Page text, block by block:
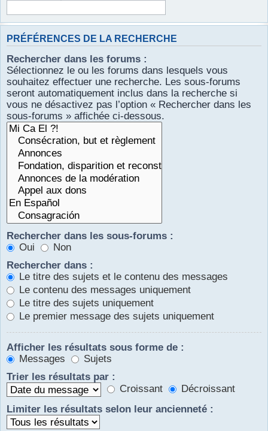
PRÉFÉRENCES DE LA RECHERCHE
Rechercher dans les forums :
Sélectionnez le ou les forums dans lesquels vous
souhaitez effectuer une recherche. Les sous-forums
seront automatiquement inclus dans la recherche si
vous ne désactivez pas l’option « Rechercher dans les
sous-forums » affichée ci-dessous.
Rechercher dans les sous-forums :
Oui
Non
Rechercher dans :
Le titre des sujets et le contenu des messages
Le contenu des messages uniquement
Le titre des sujets uniquement
Le premier message des sujets uniquement
Afficher les résultats sous forme de :
Messages
Sujets
Trier les résultats par :
Croissant
Décroissant
Limiter les résultats selon leur ancienneté :